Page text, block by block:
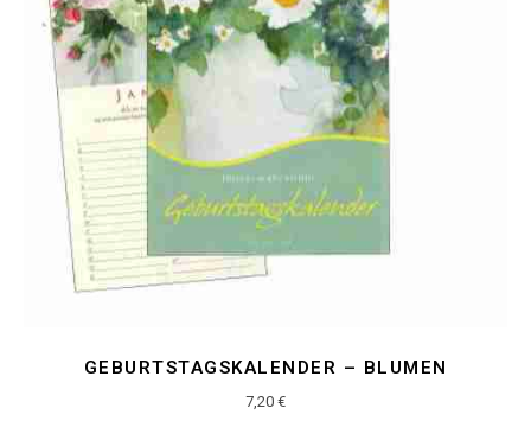
GEBURTSTAGSKALENDER – BLUMEN
7,20 €